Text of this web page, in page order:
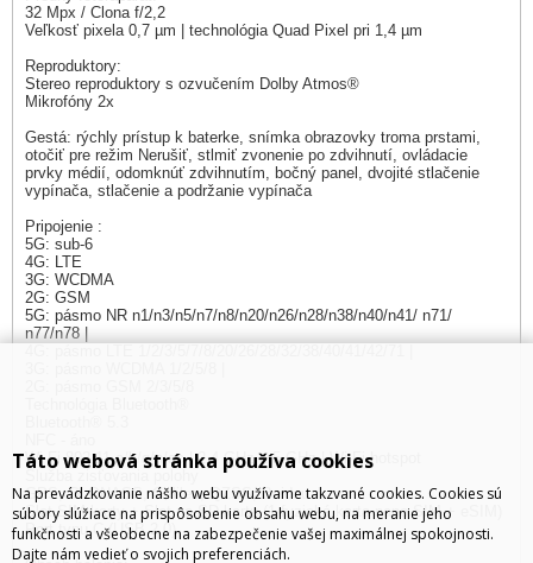
32 Mpx / Clona f/2,2
Veľkosť pixela 0,7 µm | technológia Quad Pixel pri 1,4 µm
Reproduktory:
Stereo reproduktory s ozvučením Dolby Atmos®
Mikrofóny 2x
Gestá: rýchly prístup k baterke, snímka obrazovky troma prstami,
otočiť pre režim Nerušiť, stlmiť zvonenie po zdvihnutí, ovládacie
prvky médií, odomknúť zdvihnutím, bočný panel, dvojité stlačenie
vypínača, stlačenie a podržanie vypínača
Pripojenie :
5G: sub-6
4G: LTE
3G: WCDMA
2G: GSM
5G: pásmo NR n1/n3/n5/n7/n8/n20/n26/n28/n38/n40/n41/ n71/
n77/n78 |
Wi-Fi 802.11 a/b/g/n/ac | 2,4 GHz a 5 GHz | Wi-Fi hotspot
GPS, GLONASS, Galileo, QZSS, Beidou
Slot SIM karty + Slot na SD kartu (1 fyzická karta nano SIM + eSIM)
Port typu C (USB 2.0)
Táto webová stránka používa cookies
Na prevádzkovanie nášho webu využívame takzvané cookies. Cookies sú
súbory slúžiace na prispôsobenie obsahu webu, na meranie jeho
funkčnosti a všeobecne na zabezpečenie vašej maximálnej spokojnosti.
Dajte nám vedieť o svojich preferenciách.